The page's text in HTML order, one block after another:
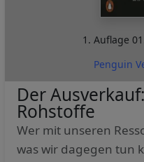
1. Auflage
Penguin
Der
Rohstoffe
Wer mit unseren
was wir dagegen tun